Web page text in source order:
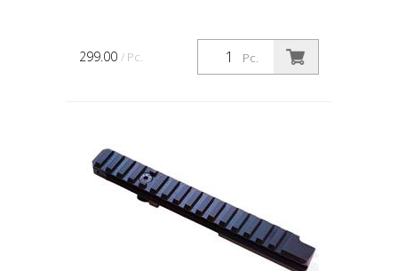
Pc.
299.00 / Pc.